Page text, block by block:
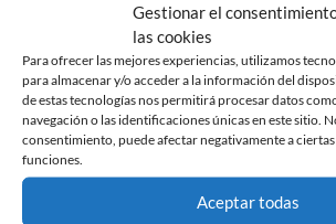
Gestionar el
las cookies
Para ofrecer las mejores experiencias, utilizamos
para almacenar y/o acceder a la información del
de estas tecnologías nos permitirá procesar datos
navegación o las identificaciones únicas en este sitio.
consentimiento, puede afectar negativamente a
funciones.
Aceptar todas
EL SABADELL EMPATA ANTE LA
NOVA CREU ALTA
10 de marzo de 2024